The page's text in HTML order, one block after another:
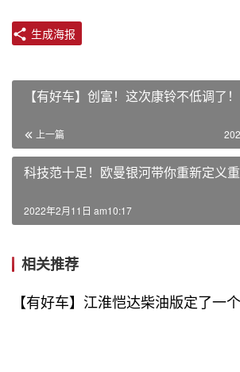
生成海报
【有好车】创富！这次康铃不低调了！
上一篇
科技范十足！欧曼银河带你重新定义
2022年2月11日 am10:17
相关推荐
【有好车】江淮恺达柴油版定了一